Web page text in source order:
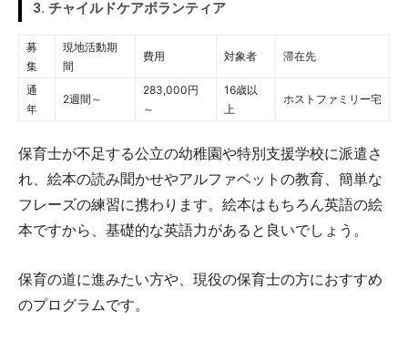
3. チャイルドケアボランティア
募
集
現地活動期
間
費用 対象者 滞在先
通
年
2週間～
283,000円
～
16歳以
上
ホストファミリー宅
保育士が不足する公立の幼稚園や特別支援学校に派遣さ
れ、絵本の読み聞かせやアルファベットの教育、簡単な
フレーズの練習に携わります。絵本はもちろん英語の絵
本ですから、基礎的な英語力があると良いでしょう。
保育の道に進みたい方や、現役の保育士の方におすすめ
のプログラムです。